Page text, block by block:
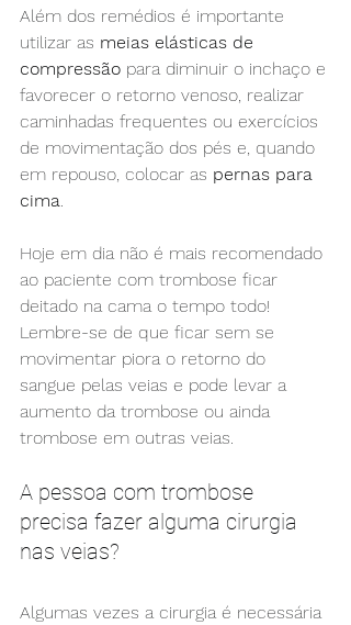
Além dos remédios é importante
utilizar as meias elásticas de
compressão para diminuir o inchaço e
favorecer o retorno venoso, realizar
caminhadas frequentes ou exercícios
de movimentação dos pés e, quando
em repouso, colocar as pernas para
cima.
Hoje em dia não é mais recomendado
ao paciente com trombose ficar
deitado na cama o tempo todo!
Lembre-se de que ficar sem se
movimentar piora o retorno do
sangue pelas veias e pode levar a
aumento da trombose ou ainda
trombose em outras veias.
A pessoa com trombose
precisa fazer alguma cirurgia
nas veias?
Algumas vezes a cirurgia é necessária